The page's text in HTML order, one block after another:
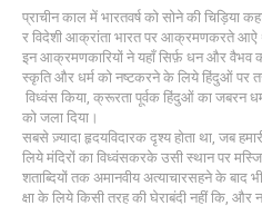
प्राचीन काल में भारतवर्ष को सोने की चिड़िया
र विदेशी आक्रांता भारत पर आक्रमणकरते आऐ
इन आक्रमणकारियों ने यहाँ सिर्फ़ धन और वैभव
स्कृति और धर्म को नष्टकरने के लिये हिंदुओं पर
विध्वंस किया, क्रूरता पूर्वक हिंदुओं का जबरन
को जला दिया।
सबसे ज़्यादा हृदयविदारक दृश्य होता था, जब
लिये मंदिरों का विध्वंसकरके उसी स्थान पर
शताब्दियों तक अमानवीय अत्याचारसहने के बाद
क्षा के लिये किसी तरह की घेराबंदी नहीं कि, और